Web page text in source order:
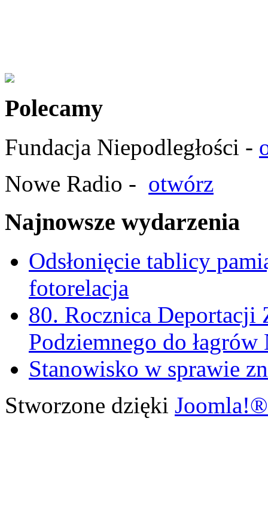
Polecamy
Fundacja Niepodległości -
Nowe Radio - otwórz
Najnowsze wydarzenia
Odsłonięcie tablicy
fotorelacja
80. Rocznica Deportacji
Podziemnego do
Stanowisko w sprawie
Stworzone dzięki Joomla!®